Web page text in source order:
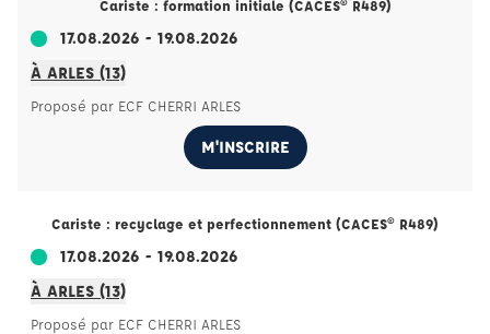
Cariste : formation initiale (CACES® R489)
17.08.2026 - 19.08.2026
À ARLES (13)
Proposé par ECF CHERRI ARLES
M'INSCRIRE
Cariste : recyclage et perfectionnement (CACES® R489)
17.08.2026 - 19.08.2026
À ARLES (13)
Proposé par ECF CHERRI ARLES